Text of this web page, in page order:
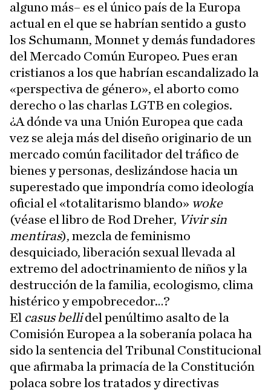
alguno más– es el único país de la Europa
actual en el que se habrían sentido a gusto
los Schumann, Monnet y demás fundadores
del Mercado Común Europeo. Pues eran
cristianos a los que habrían escandalizado la
«perspectiva de género», el aborto como
derecho o las charlas LGTB en colegios.
¿A dónde va una Unión Europea que cada
vez se aleja más del diseño originario de un
mercado común facilitador del tráfico de
bienes y personas, deslizándose hacia un
superestado que impondría como ideología
oficial el «totalitarismo blando» woke
(véase el libro de Rod Dreher, Vivir sin
mentiras), mezcla de feminismo
desquiciado, liberación sexual llevada al
extremo del adoctrinamiento de niños y la
destrucción de la familia, ecologismo, clima
histérico y empobrecedor…?
El casus bellidel penúltimo asalto de la
Comisión Europea a la soberanía polaca ha
sido la sentencia del Tribunal Constitucional
que afirmaba la primacía de la Constitución
polaca sobre los tratados y directivas